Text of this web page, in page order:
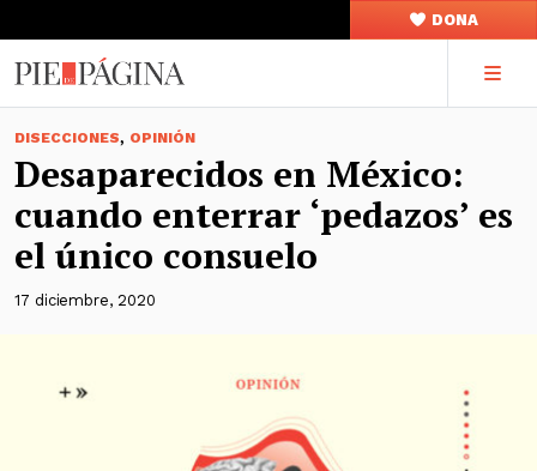
DONA
DISECCIONES, OPINIÓN
Desaparecidos en México:
cuando enterrar ‘pedazos’ es
el único consuelo
17 diciembre, 2020